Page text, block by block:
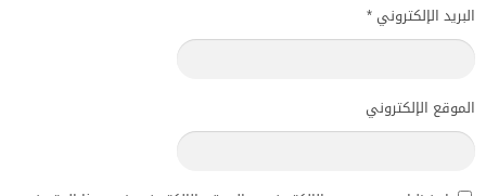
البريد الإلكتروني *
الموقع الإلكتروني